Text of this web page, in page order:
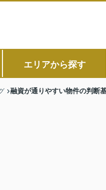
エリアから探す
融資が通りやすい物件の判断